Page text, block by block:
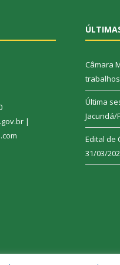
|
Câmara
Última
Jacundá/
Edital de
31/03/